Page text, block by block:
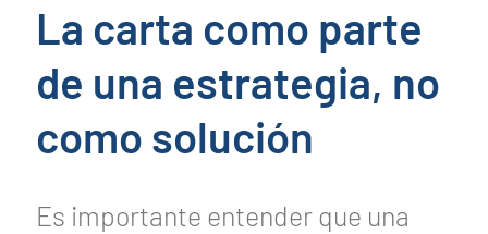
La carta como parte
de una estrategia, no
como solución
Es importante entender que una